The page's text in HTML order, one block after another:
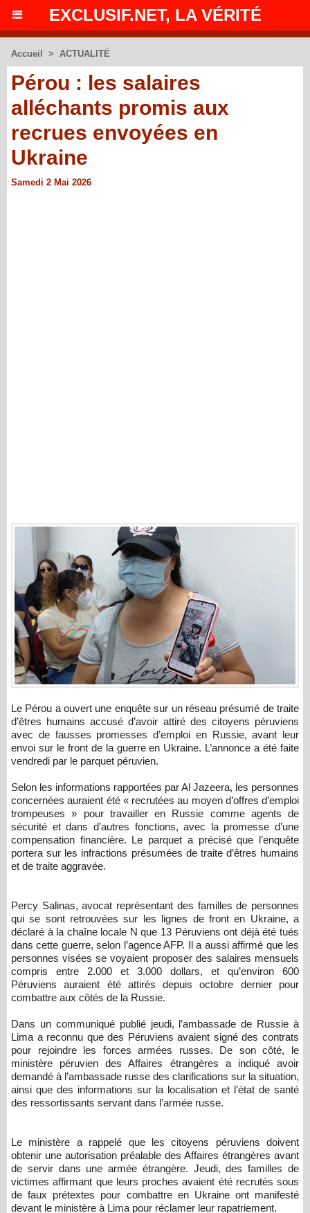
EXCLUSIF.NET, LA VÉRITÉ
Accueil > ACTUALITÉ
Pérou : les salaires
alléchants promis aux
recrues envoyées en
Ukraine
Samedi 2 Mai 2026
Le Pérou a ouvert une enquête sur un réseau présumé de traite
d’êtres humains accusé d’avoir attiré des citoyens péruviens
avec de fausses promesses d’emploi en Russie, avant leur
envoi sur le front de la guerre en Ukraine. L’annonce a été faite
vendredi par le parquet péruvien.
Selon les informations rapportées par Al Jazeera, les personnes
concernées auraient été « recrutées au moyen d’offres d’emploi
trompeuses » pour travailler en Russie comme agents de
sécurité et dans d’autres fonctions, avec la promesse d’une
compensation financière. Le parquet a précisé que l’enquête
portera sur les infractions présumées de traite d’êtres humains
et de traite aggravée.
Percy Salinas, avocat représentant des familles de personnes
qui se sont retrouvées sur les lignes de front en Ukraine, a
déclaré à la chaîne locale N que 13 Péruviens ont déjà été tués
dans cette guerre, selon l’agence AFP. Il a aussi affirmé que les
personnes visées se voyaient proposer des salaires mensuels
compris entre 2.000 et 3.000 dollars, et qu’environ 600
Péruviens auraient été attirés depuis octobre dernier pour
combattre aux côtés de la Russie.
Dans un communiqué publié jeudi, l’ambassade de Russie à
Lima a reconnu que des Péruviens avaient signé des contrats
pour rejoindre les forces armées russes. De son côté, le
ministère péruvien des Affaires étrangères a indiqué avoir
demandé à l’ambassade russe des clarifications sur la situation,
ainsi que des informations sur la localisation et l’état de santé
des ressortissants servant dans l’armée russe.
Le ministère a rappelé que les citoyens péruviens doivent
obtenir une autorisation préalable des Affaires étrangères avant
de servir dans une armée étrangère. Jeudi, des familles de
victimes affirmant que leurs proches avaient été recrutés sous
de faux prétextes pour combattre en Ukraine ont manifesté
devant le ministère à Lima pour réclamer leur rapatriement.